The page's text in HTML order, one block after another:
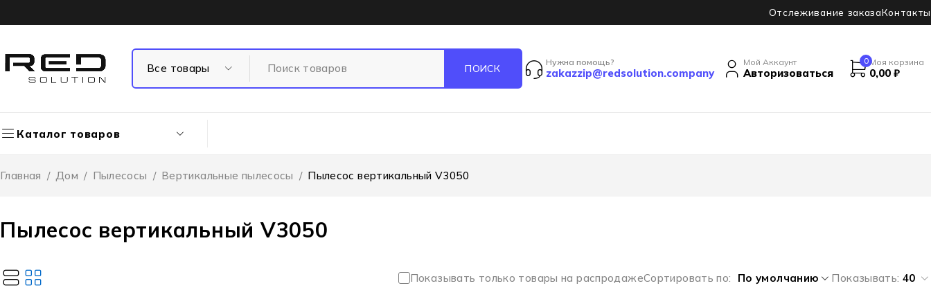
Отслеживание заказаКонтакты
Нужна помощь?
zakazzip@redsolution.company
Мой Аккаунт
Авторизоваться
0 Моя корзина
0,00 ₽
Каталог товаров
Пылесос вертикальный V3050
Главная / Дом / Пылесосы / Вертикальные пылесосы / Пылесос вертикальный V3050
Показывать только товары на распродажеСортировать по По умолчанию Показывать: 40